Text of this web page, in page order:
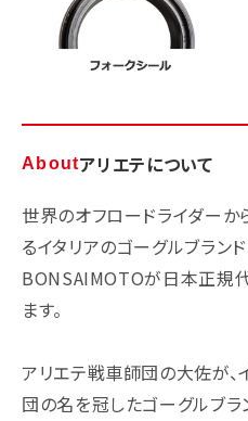
Aboutアリエテについて
世界のオフロードライダー
るイタリアのゴーグルブランド
BONSAIMOTOが日本正規
ます。
アリエテ戦車師団の大佐が、
団の名を冠したゴーグルブラ